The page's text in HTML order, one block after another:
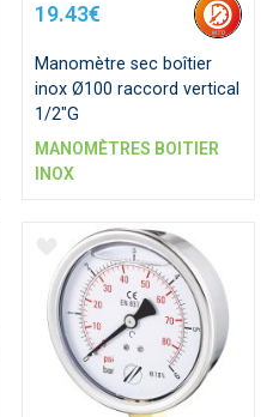
19.43€
Manomètre sec boîtier
inox Ø100 raccord vertical
1/2"G
MANOMÈTRES BOITIER
INOX